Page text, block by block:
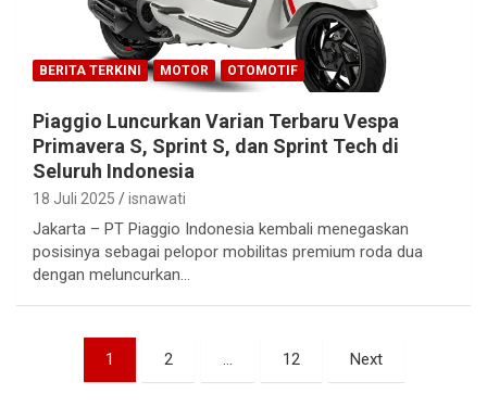
BERITA TERKINI MOTOR OTOMOTIF
Piaggio Luncurkan Varian Terbaru Vespa
Primavera S, Sprint S, dan Sprint Tech di
Seluruh Indonesia
18 Juli 2025 isnawati
Jakarta – PT Piaggio Indonesia kembali menegaskan
posisinya sebagai pelopor mobilitas premium roda dua
dengan meluncurkan…
Paginasi
1 2 … 12 Next